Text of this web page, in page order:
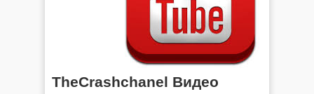
TheCrashchanel Видео